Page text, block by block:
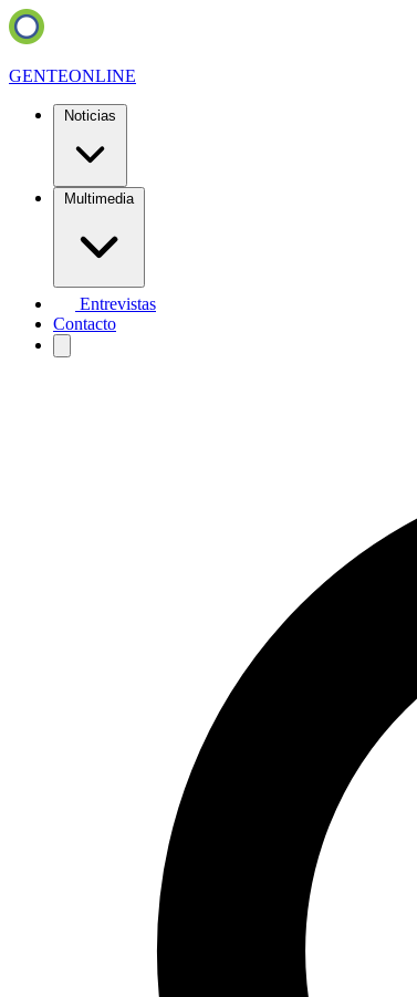
GENTEONLINE
Noticias
Multimedia
Entrevistas
Contacto